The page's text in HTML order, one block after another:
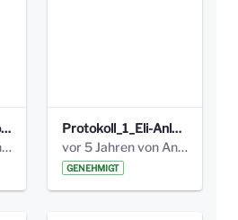
x_160503_protokoll_infoabend.pdf
vor 5 Jahren von Anni Schlumberger
Protokoll_1_Eli-Anlage_final.pdf
vor 5 Jahren von Anni Schlumberger
GENEHMIGT